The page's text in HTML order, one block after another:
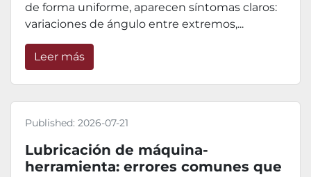
de forma uniforme, aparecen síntomas claros:
variaciones de ángulo entre extremos,...
Leer más
Published: 2026-07-21
Lubricación de máquina-
herramienta: errores comunes que